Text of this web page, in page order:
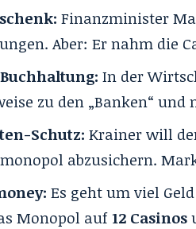
Finanzminister
Aber: Er nahm die
In der
zu den „Banken“
Schutz: Krainer will
abzusichern.
Es geht um viel
Monopol auf12 Casinos